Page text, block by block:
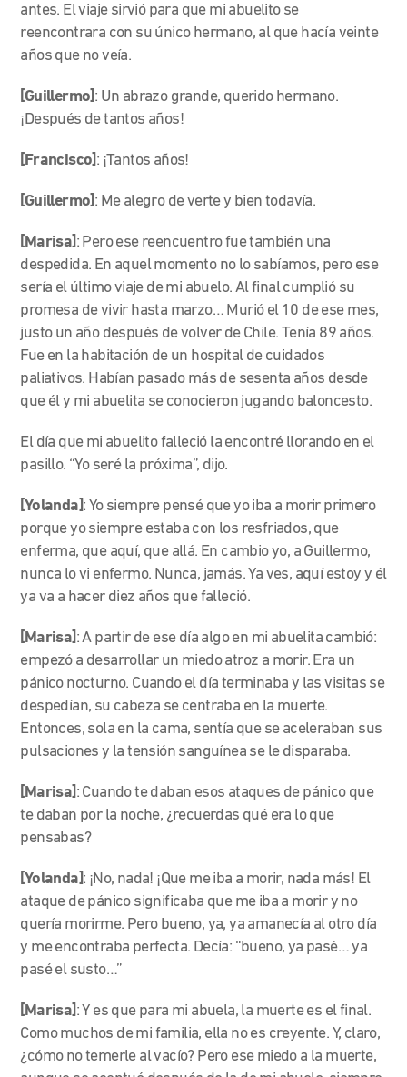
antes. El viaje sirvió para que mi abuelito se
reencontrara con su único hermano, al que hacía veinte
años que no veía.
[Guillermo] : Un abrazo grande, querido hermano.
¡Después de tantos años!
[Francisco] : ¡Tantos años!
[Guillermo] : Me alegro de verte y bien todavía.
[Marisa] : Pero ese reencuentro fue también una
despedida. En aquel momento no lo sabíamos, pero ese
sería el último viaje de mi abuelo. Al final cumplió su
promesa de vivir hasta marzo… Murió el 10 de ese mes,
justo un año después de volver de Chile. Tenía 89 años.
Fue en la habitación de un hospital de cuidados
paliativos. Habían pasado más de sesenta años desde
que él y mi abuelita se conocieron jugando baloncesto.
El día que mi abuelito falleció la encontré llorando en el
pasillo. “Yo seré la próxima”, dijo.
[Yolanda]: Yo siempre pensé que yo iba a morir primero
porque yo siempre estaba con los resfriados, que
enferma, que aquí, que allá. En cambio yo, a Guillermo,
nunca lo vi enfermo. Nunca, jamás. Ya ves, aquí estoy y él
ya va a hacer diez años que falleció.
[Marisa] : A partir de ese día algo en mi abuelita cambió:
empezó a desarrollar un miedo atroz a morir. Era un
pánico nocturno. Cuando el día terminaba y las visitas se
despedían, su cabeza se centraba en la muerte.
Entonces, sola en la cama, sentía que se aceleraban sus
pulsaciones y la tensión sanguínea se le disparaba.
[Marisa] : Cuando te daban esos ataques de pánico que
te daban por la noche, ¿recuerdas qué era lo que
pensabas?
[Yolanda]: ¡No, nada! ¡Que me iba a morir, nada más! El
ataque de pánico significaba que me iba a morir y no
quería morirme. Pero bueno, ya, ya amanecía al otro día
y me encontraba perfecta. Decía: “bueno, ya pasé… ya
pasé el susto…”
[Marisa] : Y es que para mi abuela, la muerte es el final.
Como muchos de mi familia, ella no es creyente. Y, claro,
¿cómo no temerle al vacío? Pero ese miedo a la muerte,